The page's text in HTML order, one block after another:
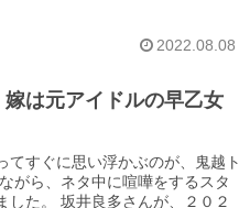
2022.08.08
は元アイドルの早乙女
すぐに思い浮かぶのが、鬼越ト
がら、ネタ中に喧嘩をするスタ
した。 坂井良多さんが、２０２